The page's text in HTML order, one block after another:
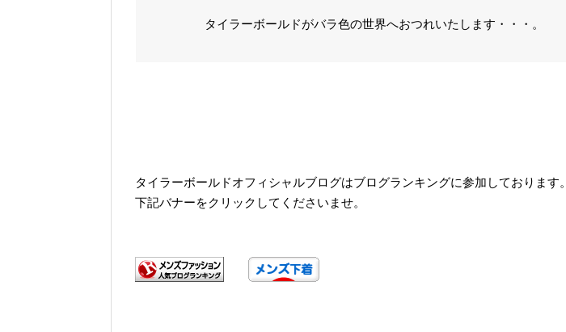
タイラーボールドがバラ色の世界へおつれいたします・・・。
タイラーボールドオフィシャルブログはブログランキングに参加しております。
下記バナーをクリックしてくださいませ。